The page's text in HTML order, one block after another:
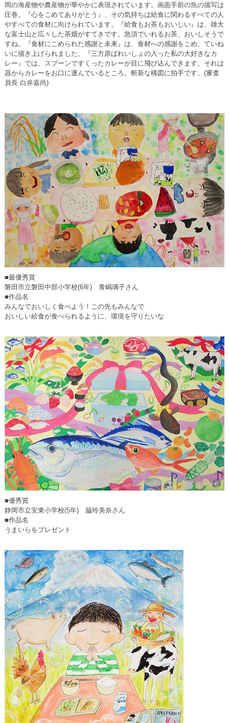
岡の海産物や農産物が華やかに表現されています。画面手前の魚の描写は
圧巻。『心をこめてありがとう』、その気持ちは給食に関わるすべての人
やすべての食材に向けられています。『給食もお茶もおいしい』は、雄大
な富士山と広々した茶畑がすてきです。急須でいれるお茶、おいしそうで
すね。『食材にこめられた感謝と未来』は、食材への感謝をこめ、ていね
いに描き上げられました。『三方原ばれいしょの入った私の大好きなカ
レー』では、スプーンですくったカレーが目に飛び込んできます。それは
器からカレーをお口に運んでいるところ。斬新な構図に拍手です。(審査
員長 白井嘉尚)
■最優秀賞
磐田市立磐田中部小学校(6年) 青嶋璃子さん
■作品名
みんなでおいしく食べよう！この先もみんなで
おいしい給食が食べられるように、環境を守りたいな
■優秀賞
静岡市立安東小学校(5年) 脇玲美奈さん
■作品名
うまいらをプレゼント